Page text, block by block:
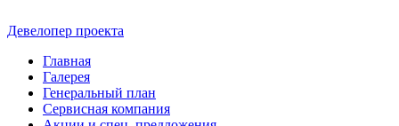
Девелопер проекта
Главная
Галерея
Генеральный план
Сервисная компания